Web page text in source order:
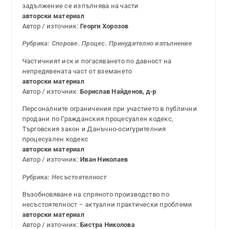
задължение се изпълнява на части
авторски материал
Автор / източник:Георги Хорозов
Рубрика: Спорове. Процес. Принудително изпълнение
Частичният иск и погасяването по давност на
непредявената част от вземането
авторски материал
Автор / източник:Борислав Найденов, д-р
Персоналните ограничения при участието в публични
продани по Гражданския процесуален кодекс,
Търговския закон и Данъчно-осигурителния
процесуален кодекс
авторски материал
Автор / източник:Иван Николаев
Рубрика: Несъстоятелност
Възобновяване на спряното производство по
несъстоятелност – актуални практически проблеми
авторски материал
Автор / източник:Бистра Николова